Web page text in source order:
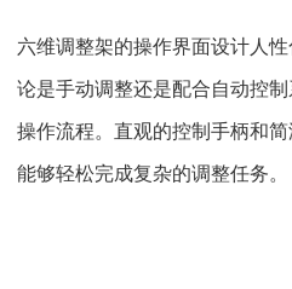
六维调整架的操作界面设计人
论是手动调整还是配合自动控
操作流程。直观的控制手柄和
能够轻松完成复杂的调整任务。